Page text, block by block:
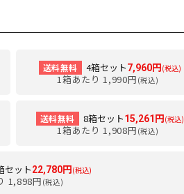
送料無料 4箱セット7,960円 (税込)
1箱あたり 1,990円 (税込)
送料無料 8箱セット15,261円 (税込)
1箱あたり 1,908円 (税込)
セット22,780円 (税込)
1,898円 (税込)